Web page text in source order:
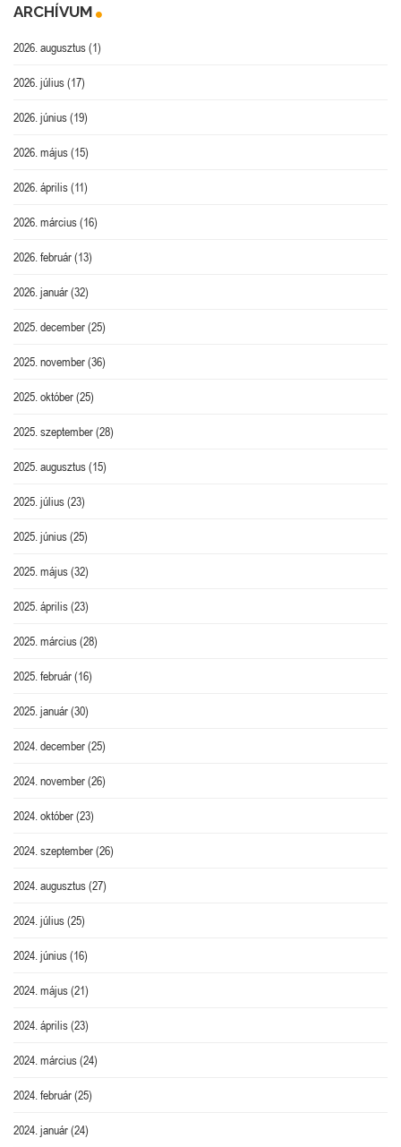
ARCHÍVUM
2026. augusztus(1)
2026. július(17)
2026. június(19)
2026. május(15)
2026. április(11)
2026. március(16)
2026. február(13)
2026. január(32)
2025. december(25)
2025. november(36)
2025. október(25)
2025. szeptember(28)
2025. augusztus(15)
2025. július(23)
2025. június(25)
2025. május(32)
2025. április(23)
2025. március(28)
2025. február(16)
2025. január(30)
2024. december(25)
2024. november(26)
2024. október(23)
2024. szeptember(26)
2024. augusztus(27)
2024. július(25)
2024. június(16)
2024. május(21)
2024. április(23)
2024. március(24)
2024. február(25)
2024. január(24)